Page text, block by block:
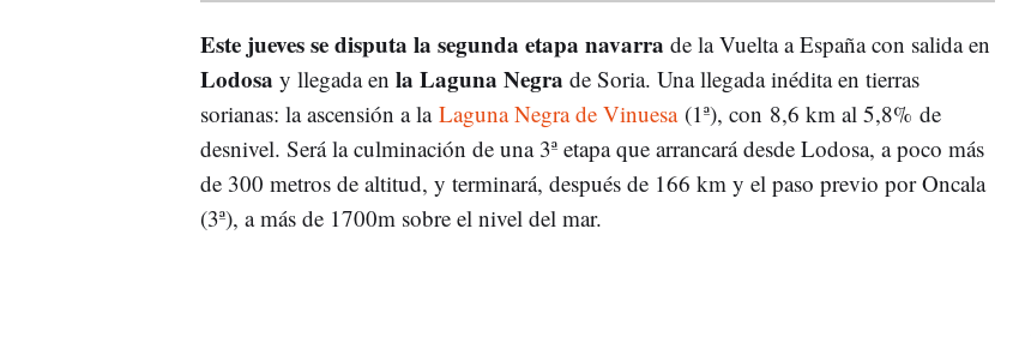
Este jueves se disputa la segunda etapa navarra de la Vuelta a España con salida en
Lodosa y llegada en la Laguna Negra de Soria. Una llegada inédita en tierras
sorianas: la ascensión a la Laguna Negra de Vinuesa(1ª), con 8,6 km al 5,8% de
desnivel. Será la culminación de una 3ª etapa que arrancará desde Lodosa, a poco más
de 300 metros de altitud, y terminará, después de 166 km y el paso previo por Oncala
(3ª), a más de 1700m sobre el nivel del mar.